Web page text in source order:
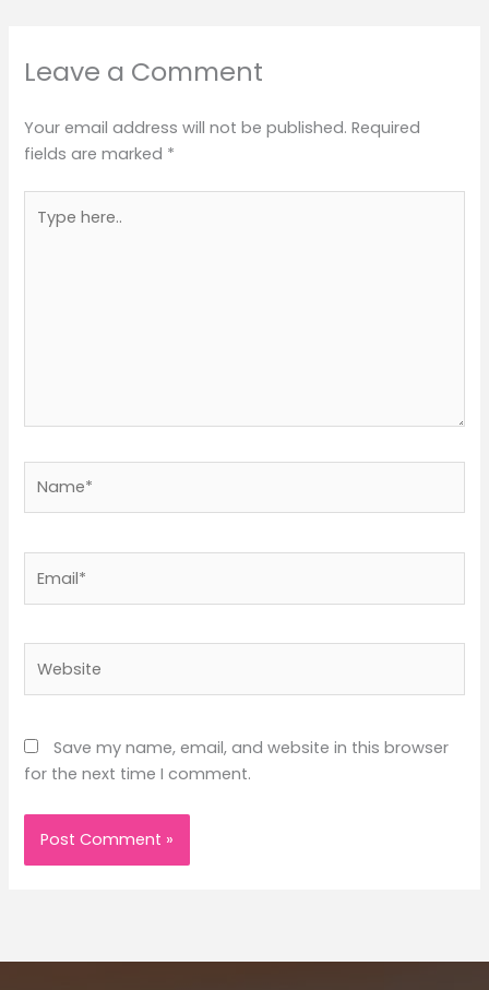
Leave a Comment
Your email address will not be published. Required
fields are marked *
here..
Save my name, email, and website in this browser
for the next time I comment.